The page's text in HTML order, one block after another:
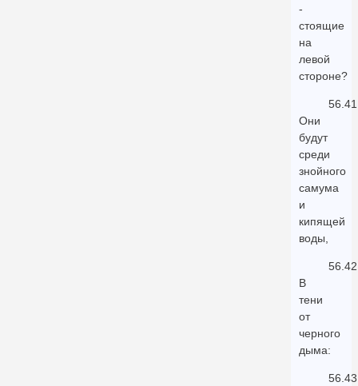
-
стоящие
на
левой
стороне?
56.41
Они
будут
среди
знойного
самума
и
кипящей
воды,
56.42
В
тени
от
черного
дыма:
56.43